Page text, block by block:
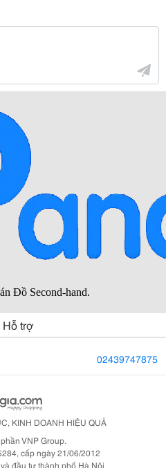
Hỗ trợ
02439747875
KINH DOANH HIỆU QUẢ
VNP Group.
cấp ngày 21/06/2012
đầu tư thành phố Hà Nội